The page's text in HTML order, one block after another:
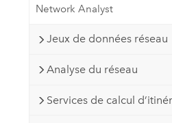
Créer des
Tous les
Network Analyst
Jeux de données réseau
Analyse du réseau
Services de calcul